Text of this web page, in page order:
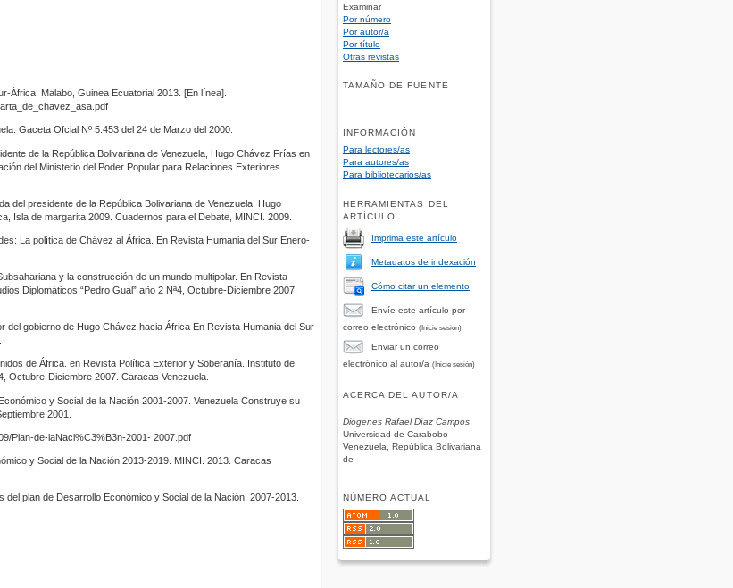
Examinar
Por número
Por autor/a
Por título
Otras revistas
TAMAÑO DE FUENTE
INFORMACIÓN
Para lectores/as
Para autores/as
Para bibliotecarios/as
HERRAMIENTAS DEL
ARTÍCULO
Imprima este artículo
Metadatos de indexación
Cómo citar un elemento
Envíe este artículo por
correo electrónico (Inicie sesión)
Enviar un correo
electrónico al autor/a (Inicie sesión)
ACERCA DEL AUTOR/A
Diógenes Rafael Díaz Campos
Universidad de Carabobo
Venezuela, República Bolivariana
de
NÚMERO ACTUAL
África, Malabo, Guinea Ecuatorial 2013. [En línea].
Gaceta Ofcial Nº 5.453 del 24 de Marzo del 2000.
de la República Bolivariana de Venezuela, Hugo Chávez Frías en
del Ministerio del Poder Popular para Relaciones Exteriores.
del presidente de la República Bolivariana de Venezuela, Hugo
Isla de margarita 2009. Cuadernos para el Debate, MINCI. 2009.
La política de Chávez al África. En Revista Humania del Sur Enero-
y la construcción de un mundo multipolar. En Revista
Diplomáticos “Pedro Gual” año 2 Nª4, Octubre-Diciembre 2007.
gobierno de Hugo Chávez hacia África En Revista Humania del Sur
de África. en Revista Política Exterior y Soberanía. Instituto de
Octubre-Diciembre 2007. Caracas Venezuela.
y Social de la Nación 2001-2007. Venezuela Construye su
2001.
Plan-de-laNaci%C3%B3n-2001- 2007.pdf
y Social de la Nación 2013-2019. MINCI. 2013. Caracas
plan de Desarrollo Económico y Social de la Nación. 2007-2013.